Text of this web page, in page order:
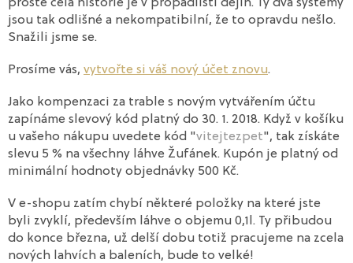
prostě celá historie je v propadlišti dějin. Ty dva systémy
jsou tak odlišné a nekompatibilní, že to opravdu nešlo.
Snažili jsme se.
Prosíme vás, vytvořte si váš nový účet znovu.
Jako kompenzaci za trable s novým vytvářením účtu
zapínáme slevový kód platný do 30. 1. 2018. Když v košíku
u vašeho nákupu uvedete kód "vitejtezpet", tak získáte
slevu 5 % na všechny láhve Žufánek. Kupón je platný od
minimální hodnoty objednávky 500 Kč.
V e-shopu zatím chybí některé položky na které jste
byli zvyklí, především láhve o objemu 0,1l. Ty přibudou
do konce března, už delší dobu totiž pracujeme na zcela
nových lahvích a baleních, bude to velké!